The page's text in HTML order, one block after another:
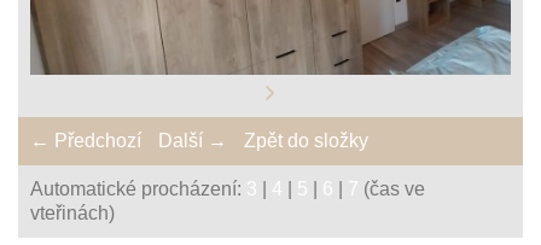
← Předchozí Další → Zpět do složky
Automatické procházení: 3 4 5 6 7 (čas ve
vteřinách)